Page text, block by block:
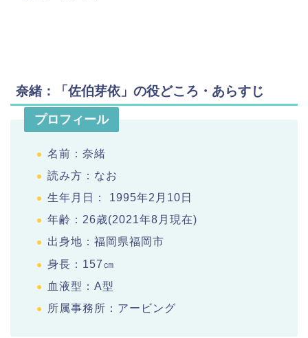
奈緒：「佐伯芽依」の役どころ・あらすじ
プロフィール
名前：奈緒
読み方：なお
生年月日： 1995年2月10日
年齢：26歳(2021年8月現在)
出身地：福岡県福岡市
身長：157㎝
血液型：A型
所属事務所：アービング